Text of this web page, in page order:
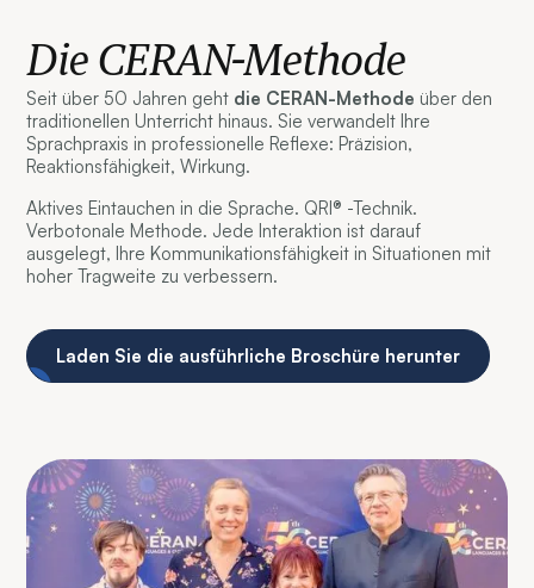
Die CERAN-Methode
Seit über 50 Jahren geht die CERAN-Methode über den
traditionellen Unterricht hinaus. Sie verwandelt Ihre
Sprachpraxis in professionelle Reflexe: Präzision,
Reaktionsfähigkeit, Wirkung.
Aktives Eintauchen in die Sprache. QRI® -Technik.
Verbotonale Methode. Jede Interaktion ist darauf
ausgelegt, Ihre Kommunikationsfähigkeit in Situationen mit
hoher Tragweite zu verbessern.
Laden Sie die ausführliche Broschüre herunter